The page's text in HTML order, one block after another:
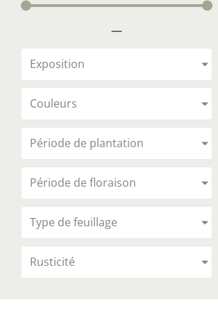
Arbustes de terre de
Plantes Grimpantes
Plantes
Rosiers
—
Exposition
Couleurs
Période de plantation
Période de floraison
Type de feuillage
Rusticité